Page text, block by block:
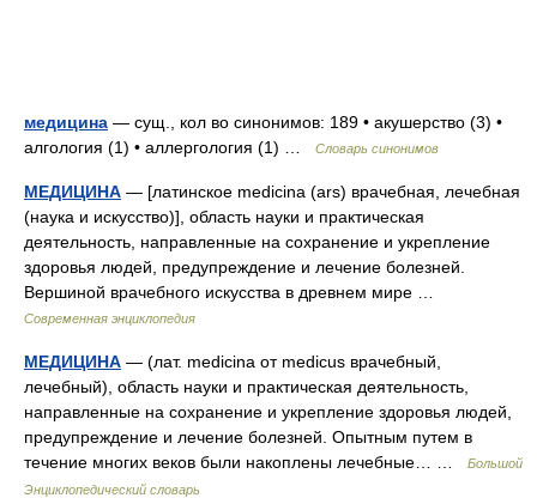
медицина — сущ., кол во синонимов: 189 • акушерство (3) •
алгология (1) • аллергология (1) …
Словарь синонимов
МЕДИЦИНА — [латинское medicina (ars) врачебная, лечебная
(наука и искусство)], область науки и практическая
деятельность, направленные на сохранение и укрепление
здоровья людей, предупреждение и лечение болезней.
Вершиной врачебного искусства в древнем мире …
Современная энциклопедия
МЕДИЦИНА — (лат. medicina от medicus врачебный,
лечебный), область науки и практическая деятельность,
направленные на сохранение и укрепление здоровья людей,
предупреждение и лечение болезней. Опытным путем в
течение многих веков были накоплены лечебные… …
Большой
Энциклопедический словарь